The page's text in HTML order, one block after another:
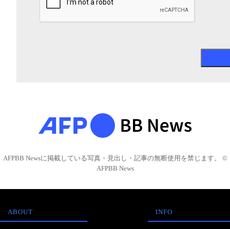
AFPBB Newsに掲載している写真・見出し・記事の無断使用を禁じます。 ©
AFPBB News
ABOUT INFO